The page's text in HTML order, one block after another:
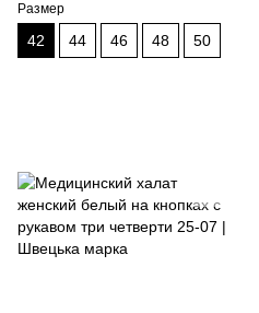
Размер
42 44 46 48 50